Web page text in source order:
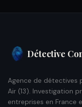
Détective
Agence de détectives
Air (13). Investigation
entreprises en France